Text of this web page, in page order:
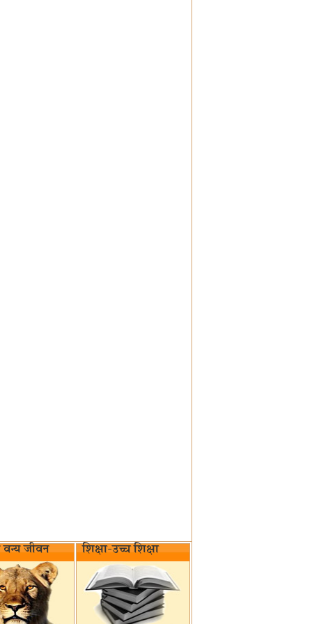
जीवन‌ शिक्षा-उच्च शिक्षा